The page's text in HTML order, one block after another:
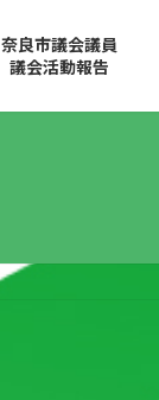
奈良市議会議員
議会活動報告